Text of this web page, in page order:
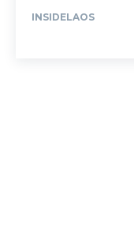
INSIDELAOS